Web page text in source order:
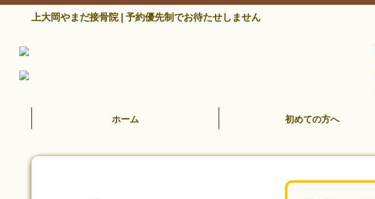
上大岡やまだ接骨院 | 予約優先制でお待たせしません
ホーム 初めての方へ